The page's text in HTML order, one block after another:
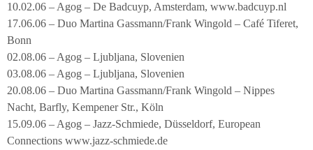
10.02.06 – Agog – De Badcuyp, Amsterdam, www.badcuyp.nl
17.06.06 – Duo Martina Gassmann/Frank Wingold – Café Tiferet,
Bonn
02.08.06 – Agog – Ljubljana, Slovenien
03.08.06 – Agog – Ljubljana, Slovenien
20.08.06 – Duo Martina Gassmann/Frank Wingold – Nippes
Nacht, Barfly, Kempener Str., Köln
15.09.06 – Agog – Jazz-Schmiede, Düsseldorf, European
Connections www.jazz-schmiede.de